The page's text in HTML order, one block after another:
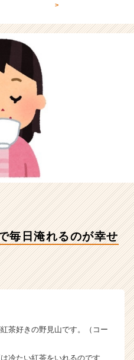
>
毎日淹れるのが幸せ
茶好きの野見山です。（コー
冷たい紅茶をいれるのです